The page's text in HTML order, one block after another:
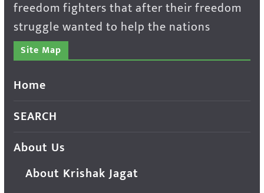
freedom fighters that after their freedom
struggle wanted to help the nations
Site Map
Home
SEARCH
About Us
About Krishak Jagat